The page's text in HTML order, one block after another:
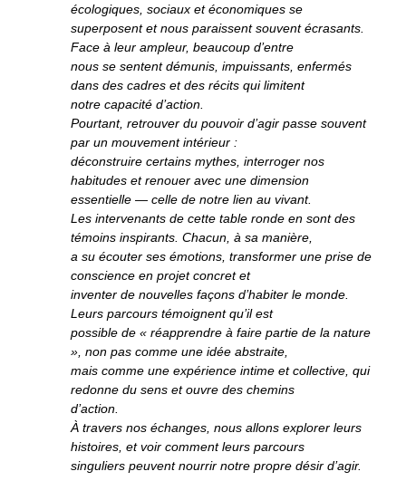
écologiques, sociaux et économiques se
superposent et nous paraissent souvent écrasants.
Face à leur ampleur, beaucoup d’entre
nous se sentent démunis, impuissants, enfermés
dans des cadres et des récits qui limitent
notre capacité d’action.
Pourtant, retrouver du pouvoir d’agir passe souvent
par un mouvement intérieur :
déconstruire certains mythes, interroger nos
habitudes et renouer avec une dimension
essentielle — celle de notre lien au vivant.
Les intervenants de cette table ronde en sont des
témoins inspirants. Chacun, à sa manière,
a su écouter ses émotions, transformer une prise de
conscience en projet concret et
inventer de nouvelles façons d’habiter le monde.
Leurs parcours témoignent qu’il est
possible de « réapprendre à faire partie de la nature
», non pas comme une idée abstraite,
mais comme une expérience intime et collective, qui
redonne du sens et ouvre des chemins
d’action.
À travers nos échanges, nous allons explorer leurs
histoires, et voir comment leurs parcours
singuliers peuvent nourrir notre propre désir d’agir.